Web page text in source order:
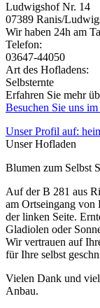
Ludwigshof Nr. 14
07389 Ranis/
Wir haben 24h am
Telefon:
03647-44050
Art des Hofladens:
Selbsternte
Erfahren Sie mehr
Besuchen Sie uns
Unser Profil auf:
Unser Hofladen
Blumen zum Selbst
Auf der B 281 aus
am Ortseingang
der linken Seite.
Gladiolen oder
Wir vertrauen auf
für Ihre selbst
Vielen Dank und
Anbau.